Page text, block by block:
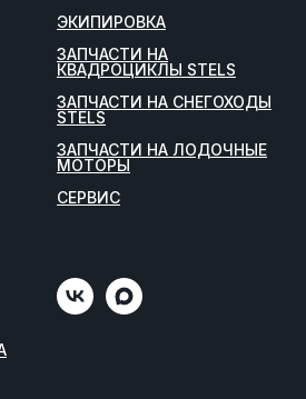
ЭКИПИРОВКА
ЗАПЧАСТИ НА
КВАДРОЦИКЛЫ STELS
ЗАПЧАСТИ НА СНЕГОХОДЫ
STELS
ЗАПЧАСТИ НА ЛОДОЧНЫЕ
МОТОРЫ
СЕРВИС